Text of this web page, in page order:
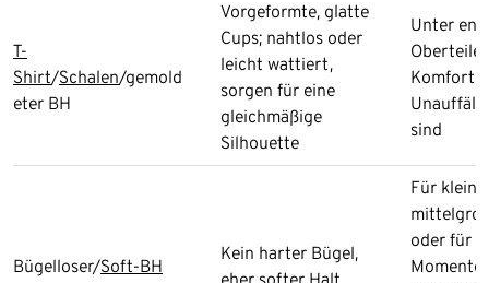
T-
Shirt/Schalen/gemold
eter BH
Vorgeformte, glatte
Cups; nahtlos oder
leicht wattiert,
sorgen für eine
gleichmäßige
Silhouette
Unter
Komfort
sind
Bügelloser/Soft-BH
Kein harter Bügel,
Für
oder für
Momente